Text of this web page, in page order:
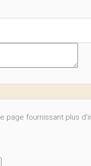
fournissant plus